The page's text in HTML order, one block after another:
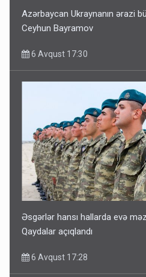
Azərbaycan Ukraynanın ərazi
Ceyhun Bayramov
6 Avqust 17:30
Əsgərlər hansı hallarda evə
Qaydalar açıqlandı
6 Avqust 17:28